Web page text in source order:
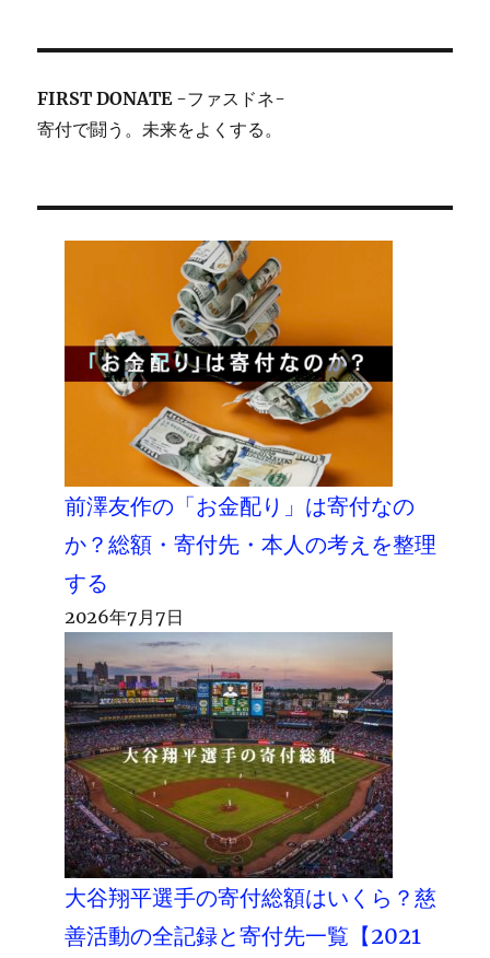
FIRST DONATE-ファスドネ-
寄付で闘う。未来をよくする。
前澤友作の「お金配り」は寄付なの
か？総額・寄付先・本人の考えを整理
する
2026年7月7日
大谷翔平選手の寄付総額はいくら？慈
善活動の全記録と寄付先一覧【2021